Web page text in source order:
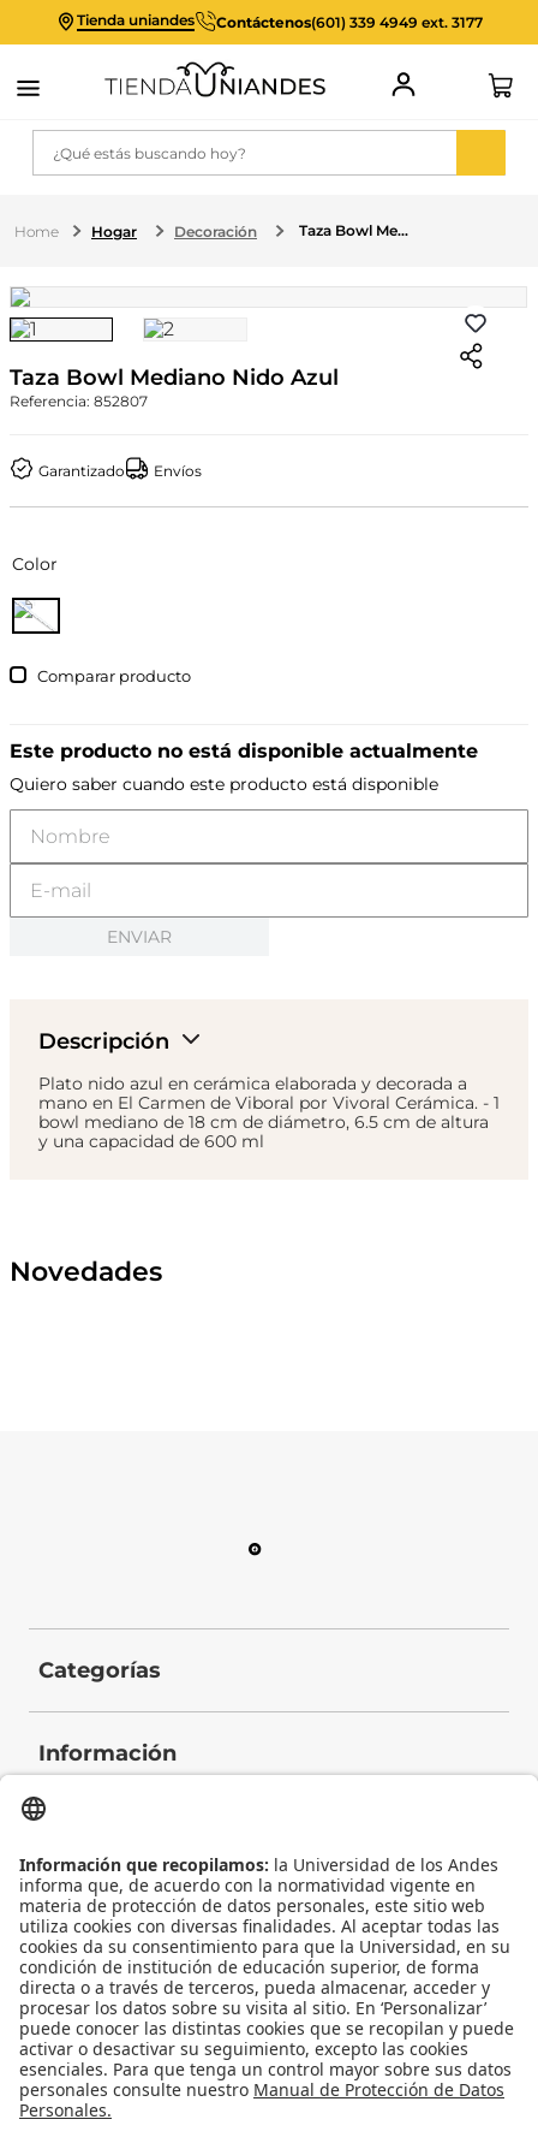
Tienda uniandes Contáctenos(601) 339 4949 ext. 3177
¿Qué estás buscando hoy?
Hogar Decoración Taza Bowl Mediano Nido Azul
Taza Bowl Mediano Nido Azul
Referencia: 852807
Garantizado Envíos
Color
Comparar
Este producto no está disponible actualmente
Quiero saber cuando este producto está disponible
ENVIAR
Descripción
Plato nido azul en cerámica elaborada y decorada a
mano en El Carmen de Viboral por Vivoral Cerámica. - 1
bowl mediano de 18 cm de diámetro, 6.5 cm de altura
y una capacidad de 600 ml
Novedades
Categorías
Información
Universidad de los Andes | Vigilada Mineducación
Reconocimiento como Universidad: Decreto 1297 del 30 de mayo de 1964.
Reconocimiento personería jurídica: Resolución 28 del 23 de febrero de 1949